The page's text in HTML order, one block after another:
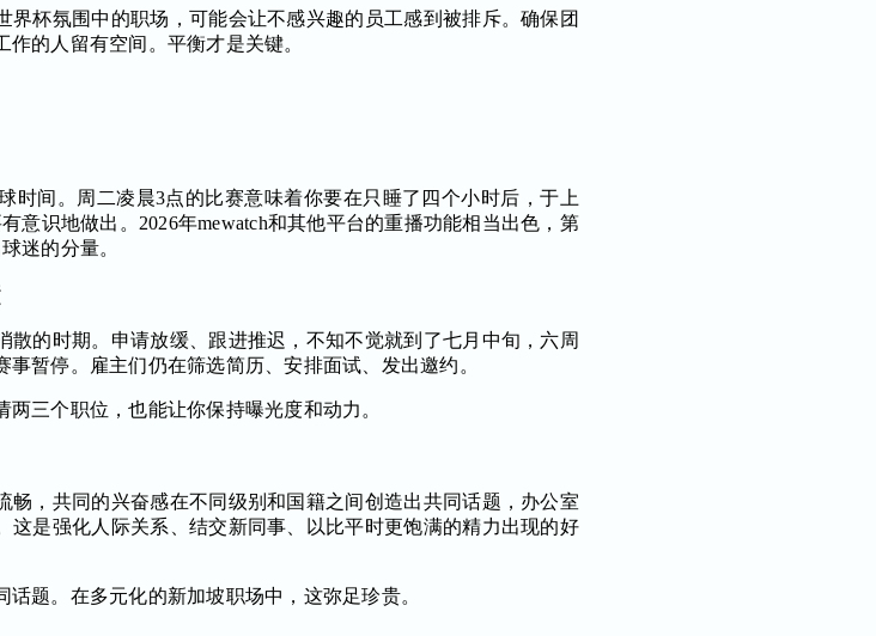
杯氛围中的职场，可能会让不感兴趣的员工感到被排斥。确保团
的人留有空间。平衡才是关键。
时间。周二凌晨3点的比赛意味着你要在只睡了四个小时后，于上
意识地做出。2026年mewatch和其他平台的重播功能相当出色，第
迷的分量。
的时期。申请放缓、跟进推迟，不知不觉就到了七月中旬，六周
暂停。雇主们仍在筛选简历、安排面试、发出邀约。
三个职位，也能让你保持曝光度和动力。
，共同的兴奋感在不同级别和国籍之间创造出共同话题，办公室
是强化人际关系、结交新同事、以比平时更饱满的精力出现的好
题。在多元化的新加坡职场中，这弥足珍贵。